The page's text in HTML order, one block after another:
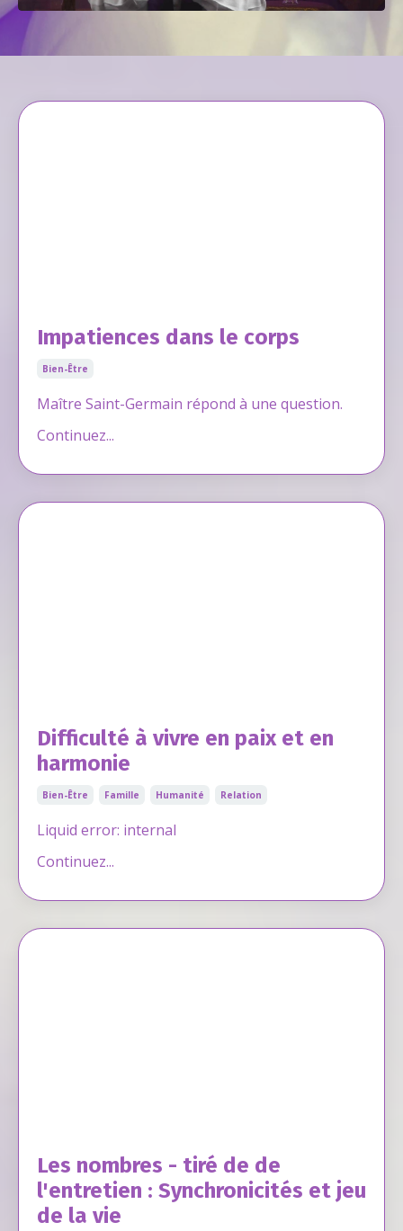
Impatiences dans le corps
Bien-Être
Maître Saint-Germain répond à une question.
Continuez...
Difficulté à vivre en paix et en
harmonie
Bien-Être Famille Humanité Relation
Liquid error: internal
Continuez...
Les nombres - tiré de de
l'entretien : Synchronicités et jeu
de la vie